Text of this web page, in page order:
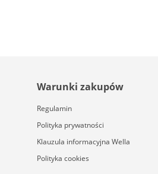
Warunki zakupów
Regulamin
Polityka prywatności
Klauzula informacyjna Wella
Polityka cookies